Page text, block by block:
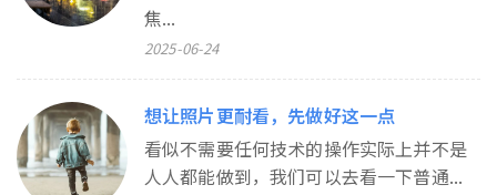
焦...
2025-06-24
想让照片更耐看，先做好这一点
看似不需要任何技术的操作实际上并不是
人人都能做到，我们可以去看一下普通...